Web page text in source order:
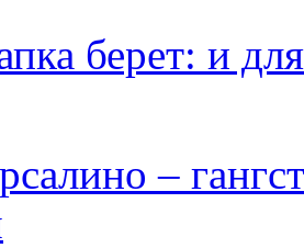
берет: и
–